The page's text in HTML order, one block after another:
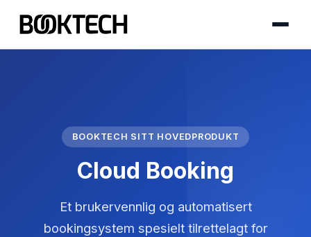
BOOKTECH SITT HOVEDPRODUKT
Cloud Booking
Et brukervennlig og automatisert
bookingsystem spesielt tilrettelagt for